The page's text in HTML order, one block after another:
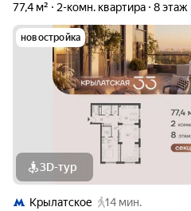
77,4 м²
2-комн. квартира 8 этаж
новостройка
3D-тур
Крылатское
14 мин.